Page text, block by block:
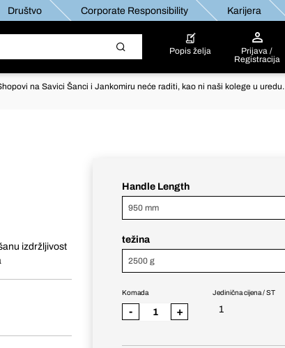
Društvo Corporate Responsibility Karijera
Popis želja
Prijava /
Registracija
na Savici Šanci i Jankomiru neće raditi, kao ni naši kolege u uredu.
izdržljivost
Handle Length
950 mm
težina
2500 g
Jedinična cijena / ST
1
Komada
- +